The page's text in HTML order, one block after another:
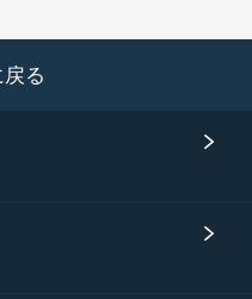
戻る